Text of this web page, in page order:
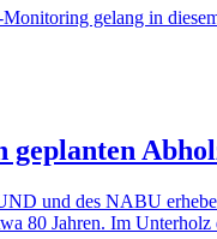
gelang in
geplanten
und des NABU
80 Jahren. Im